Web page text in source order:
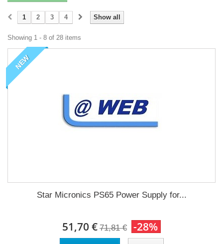
Show all
1 2 3 4
Showing 1 - 8 of 28 items
NEW
Star Micronics PS65 Power Supply for...
51,70 € 71,81 € -28%